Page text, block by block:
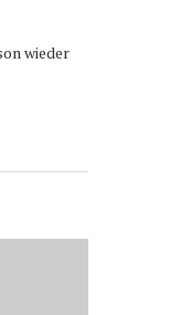
wieder